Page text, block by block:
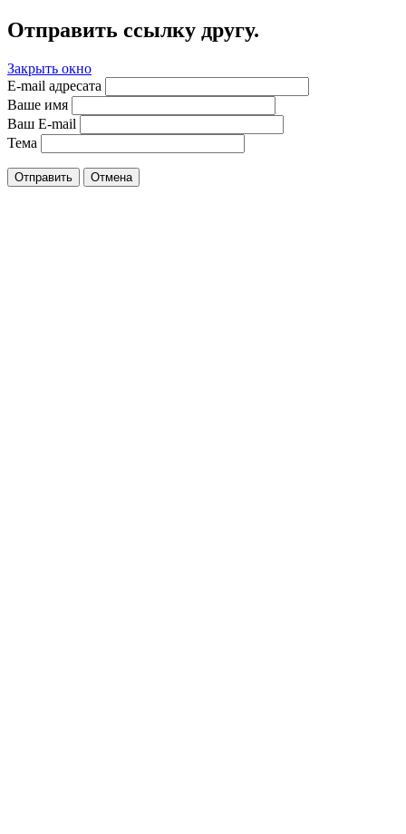
Отправить ссылку другу.
Закрыть окно
E-mail адресата
Ваше имя
Ваш E-mail
Тема
Отправить Отмена